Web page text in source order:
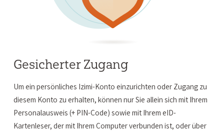
Gesicherter Zugang
Um ein persönliches Izimi-Konto einzurichten oder Zugang zu
diesem Konto zu erhalten, können nur Sie allein sich mit Ihrem
Personalausweis (+ PIN-Code) sowie mit Ihrem eID-
Kartenleser, der mit Ihrem Computer verbunden ist, oder über